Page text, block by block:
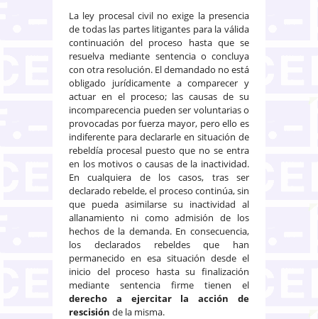
La ley procesal civil no exige la presencia
de todas las partes litigantes para la válida
continuación del proceso hasta que se
resuelva mediante sentencia o concluya
con otra resolución. El demandado no está
obligado jurídicamente a comparecer y
actuar en el proceso; las causas de su
incomparecencia pueden ser voluntarias o
provocadas por fuerza mayor, pero ello es
indiferente para declararle en situación de
rebeldía procesal puesto que no se entra
en los motivos o causas de la inactividad.
En cualquiera de los casos, tras ser
declarado rebelde, el proceso continúa, sin
que pueda asimilarse su inactividad al
allanamiento ni como admisión de los
hechos de la demanda. En consecuencia,
los declarados rebeldes que han
permanecido en esa situación desde el
inicio del proceso hasta su finalización
mediante sentencia firme tienen el
derecho a ejercitar la acción de
rescisión de la misma.